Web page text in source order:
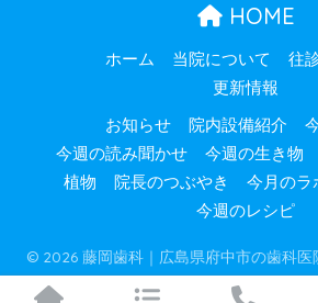
HOME
ホーム 当院について
往
更新情報
お知らせ 院内設備紹介
今週の読み聞かせ
今週の生き物
植物
院長のつぶやき
今月のラ
今週のレシピ
© 2026 藤岡歯科｜広島県府中市の歯科